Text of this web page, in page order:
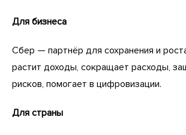
Для бизнеса
Сбер — партнёр для сохранения и
растит доходы, сокращает расходы,
рисков, помогает в цифровизации.
Для страны